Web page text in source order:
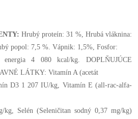
Hrubý proteín: 31 %, Hrubá vláknina:
popol: 7,5 %. Vápnik: 1,5%, Fosfor:
energia 4 080 kcal/kg. DOPLŇUJÚCE
LÁTKY: Vitamín A (acetát
D3 1 207 IU/kg, Vitamín E (all-rac-alfa-
Selén (Seleničitan sodný 0,37 mg/kg)